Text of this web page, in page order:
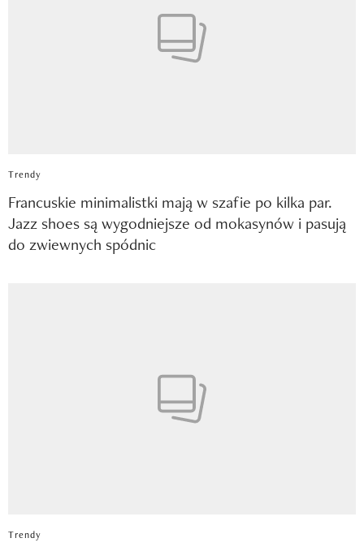
Trendy
Francuskie minimalistki mają w szafie po kilka par.
Jazz shoes są wygodniejsze od mokasynów i pasują
do zwiewnych spódnic
Trendy